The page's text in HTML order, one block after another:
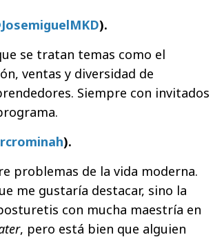
).
se tratan temas como el
ventas y diversidad de
Siempre con invitados
).
problemas de la vida moderna.
me gustaría destacar, sino la
con mucha maestría en
, pero está bien que alguien